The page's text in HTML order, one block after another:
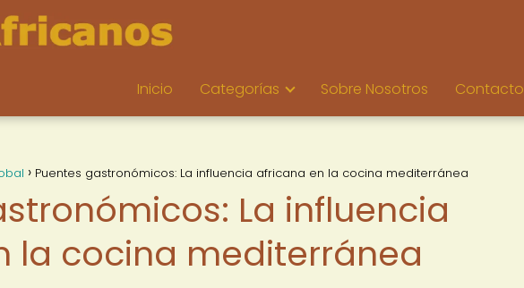
Inicio Categorías Sobre Nosotros Contacto
Puentes gastronómicos: La influencia africana en la cocina mediterránea
La influencia
la cocina mediterránea